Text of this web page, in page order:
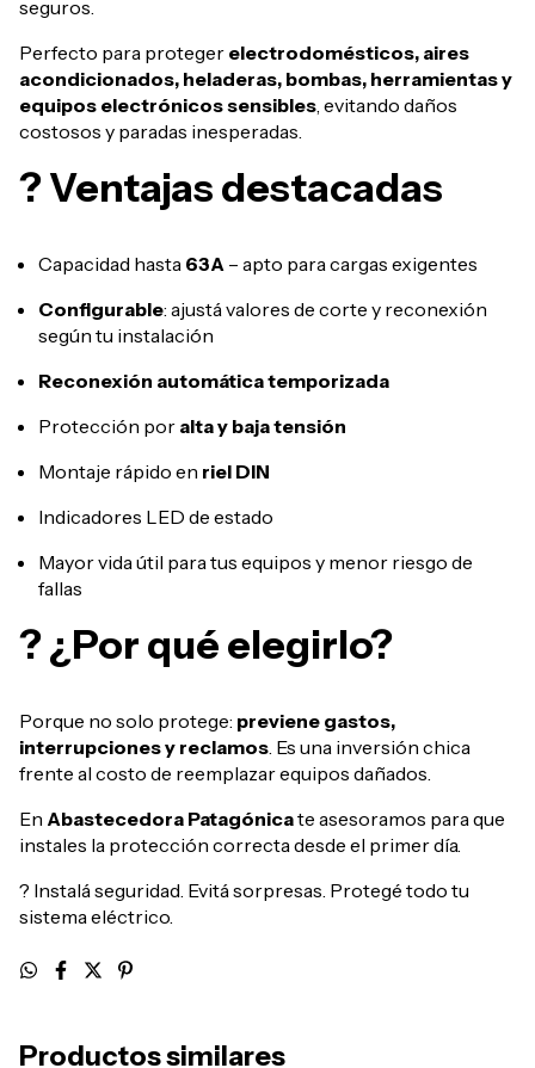
seguros.
Perfecto para proteger electrodomésticos, aires
acondicionados, heladeras, bombas, herramientas y
equipos electrónicos sensibles, evitando daños
costosos y paradas inesperadas.
? Ventajas destacadas
Capacidad hasta 63A – apto para cargas exigentes
Configurable: ajustá valores de corte y reconexión
según tu instalación
Reconexión automática temporizada
Protección por alta y baja tensión
Montaje rápido en riel DIN
Indicadores LED de estado
Mayor vida útil para tus equipos y menor riesgo de
fallas
? ¿Por qué elegirlo?
Porque no solo protege: previene gastos,
interrupciones y reclamos. Es una inversión chica
frente al costo de reemplazar equipos dañados.
En Abastecedora Patagónicate asesoramos para que
instales la protección correcta desde el primer día.
? Instalá seguridad. Evitá sorpresas. Protegé todo tu
sistema eléctrico.
Productos similares